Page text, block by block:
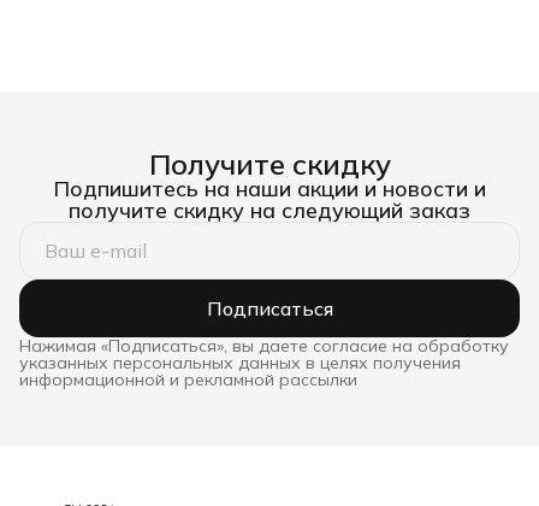
Получите скидку
Подпишитесь на наши акции и новости и
получите скидку на следующий заказ
Подписаться
Нажимая «Подписаться», вы даете согласие на обработку
указанных персональных данных в целях получения
информационной и рекламной рассылки